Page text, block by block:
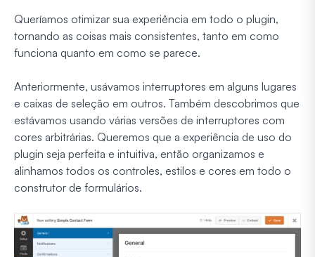
Queríamos otimizar sua experiência em todo o plugin,
tornando as coisas mais consistentes, tanto em como
funciona quanto em como se parece.
Anteriormente, usávamos interruptores em alguns lugares
e caixas de seleção em outros. Também descobrimos que
estávamos usando várias versões de interruptores com
cores arbitrárias. Queremos que a experiência de uso do
plugin seja perfeita e intuitiva, então organizamos e
alinhamos todos os controles, estilos e cores em todo o
construtor de formulários.